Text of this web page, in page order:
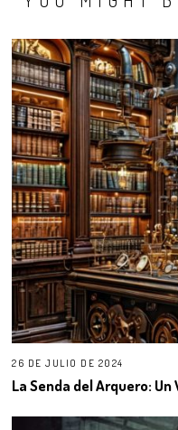
26 DE JULIO DE 2024
La Senda del Arquero: